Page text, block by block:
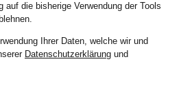
die bisherige Verwendung der Tools
Ihrer Daten, welche wir und
Datenschutzerklärung und